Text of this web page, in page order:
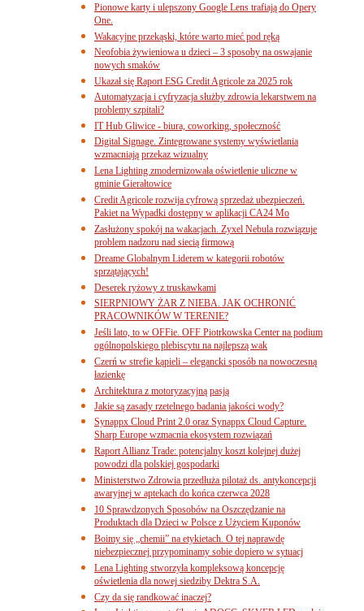
Pionowe karty i ulepszony Google Lens trafiają do Opery
One.
Wakacyjne przekąski, które warto mieć pod ręką
Neofobia żywieniowa u dzieci – 3 sposoby na oswajanie
nowych smaków
Ukazał się Raport ESG Credit Agricole za 2025 rok
Automatyzacja i cyfryzacja służby zdrowia lekarstwem na
problemy szpitali?
IT Hub Gliwice - biura, coworking, społeczność
Digital Signage. Zintegrowane systemy wyświetlania
wzmacniają przekaz wizualny
Lena Lighting zmodernizowała oświetlenie uliczne w
gminie Gierałtowice
Credit Agricole rozwija cyfrową sprzedaż ubezpieczeń.
Pakiet na Wypadki dostępny w aplikacji CA24 Mo
Zasłużony spokój na wakacjach. Zyxel Nebula rozwiązuje
problem nadzoru nad siecią firmową
Dreame Globalnym Liderem w kategorii robotów
sprzątających!
Deserek ryżowy z truskawkami
SIERPNIOWY ŻAR Z NIEBA. JAK OCHRONIĆ
PRACOWNIKÓW W TERENIE?
Jeśli lato, to w OFFie. OFF Piotrkowska Center na podium
ogólnopolskiego plebiscytu na najlepszą wak
Czerń w strefie kąpieli – elegancki sposób na nowoczesną
łazienkę
Architektura z motoryzacyjną pasją
Jakie są zasady rzetelnego badania jakości wody?
Synappx Cloud Print 2.0 oraz Synappx Cloud Capture.
Sharp Europe wzmacnia ekosystem rozwiązań
Raport Allianz Trade: potencjalny koszt kolejnej dużej
powodzi dla polskiej gospodarki
Ministerstwo Zdrowia przedłuża pilotaż ds. antykoncepcji
awaryjnej w aptekach do końca czerwca 2028
10 Sprawdzonych Sposobów na Oszczędzanie na
Produktach dla Dzieci w Polsce z Użyciem Kuponów
Boimy się „chemii” na etykietach. O tej naprawdę
niebezpiecznej przypominamy sobie dopiero w sytuacj
Lena Lighting stworzyła kompleksową koncepcję
oświetlenia dla nowej siedziby Dektra S.A.
Czy da się randkować inaczej?